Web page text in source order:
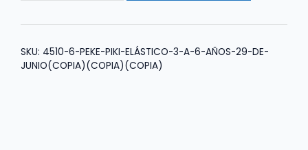
Elástico
a
6
SKU: 4510-6-PEKE-PIKI-ELÁSTICO-3-A-6-AÑOS-29-DE-
JUNIO(COPIA)(COPIA)(COPIA)